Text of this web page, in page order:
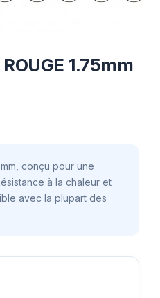
1.75mm
conçu pour une
à la chaleur et
avec la plupart des